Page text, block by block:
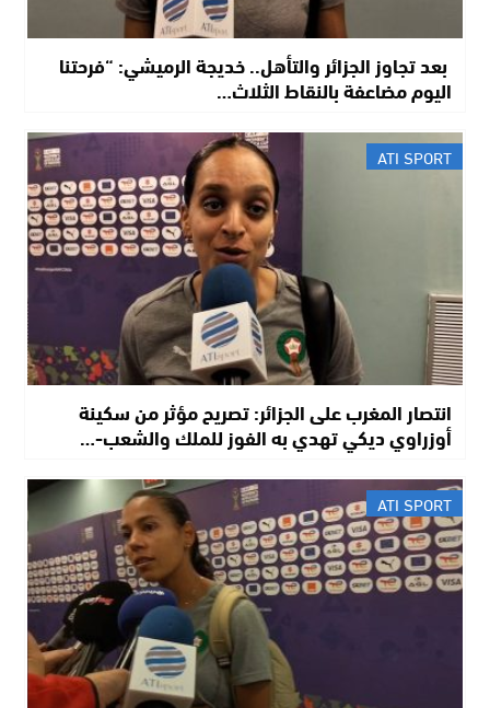
​ بعد تجاوز الجزائر والتأهل.. خديجة الرميشي: “فرحتنا
اليوم مضاعفة بالنقاط الثلاث…
ATI SPORT
انتصار المغرب على الجزائر: تصريح مؤثر من سكينة
أوزراوي ديكي تهدي به الفوز للملك والشعب-…
ATI SPORT